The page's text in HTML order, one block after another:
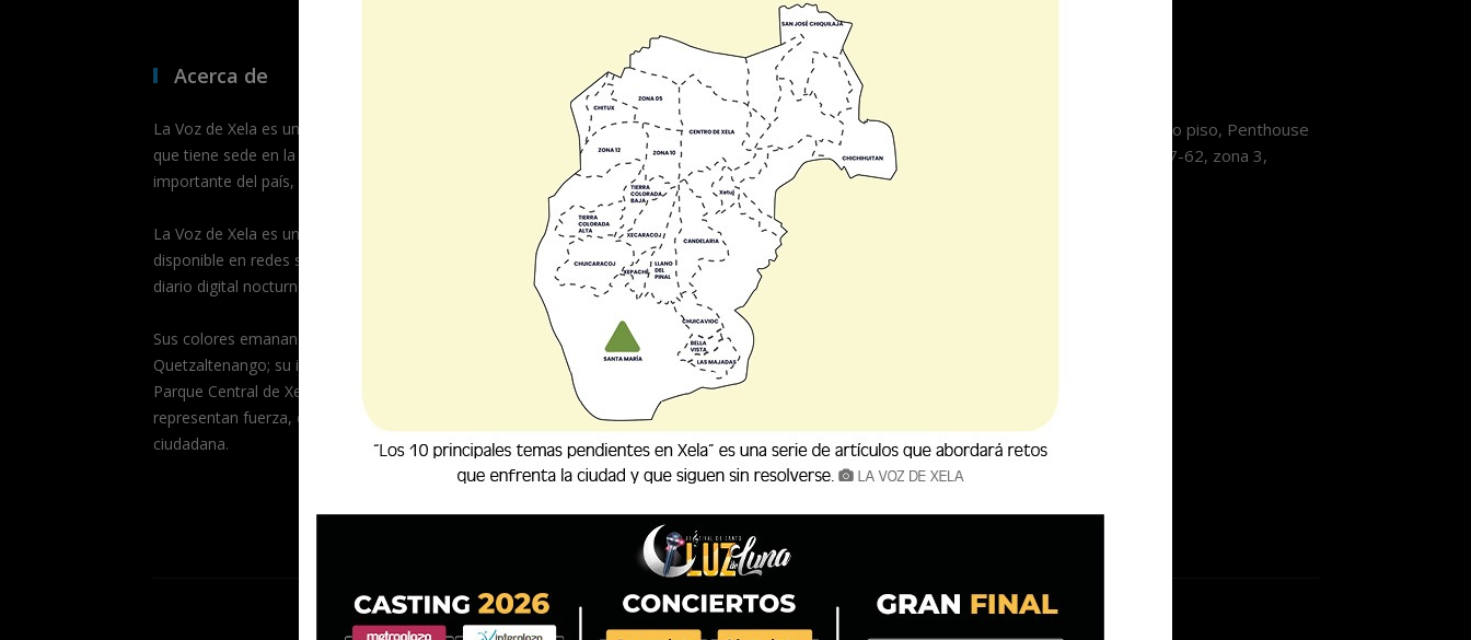
Acerca de
La Voz de Xela es un medio de comunicación digital
que tiene sede en la segunda ciudad más
importante del país, Quetzaltenango.
La Voz de Xela es un medio multiplataformas,
disponible en redes sociales, portal de noticias y
diario digital nocturno.
Sus colores emanan de la bandera de
Quetzaltenango; su isotipo es el Templete del
Parque Central de Xela, sostenido por manos que
representan fuerza, compromiso y participación
ciudadana.
Actualidad
Muere Jorge Messi, padre y
representante de Lionel
Mess...
08/08/2026
Xelajú MC consigue el
empate y ahora la misión se
lla...
07/08/2026
en vehículo de encomiendas
...
Torre Pradera Xela, décimo piso, Penthouse
1003, Avenida Las Américas 7-62, zona 3,